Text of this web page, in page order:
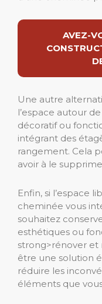
AVEZ-
Une autre
l’espace autour
décoratif ou
intégrant des
rangement. Cela
avoir à le
Enfin, si l’espace
cheminée vous
souhaitez
esthétiques ou
strong>rénover
être une solution
réduire les
éléments que